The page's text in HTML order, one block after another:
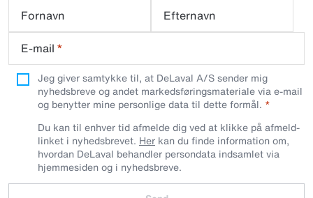
Fornavn
Efternavn
E-mail *
Jeg giver samtykke til, at DeLaval A/S sender mig
nyhedsbreve og andet markedsføringsmateriale via e-mail
og benytter mine personlige data til dette formål.
Du kan til enhver tid afmelde dig ved at klikke på afmeld-
linket i nyhedsbrevet. Her kan du finde information om,
hvordan DeLaval behandler persondata indsamlet via
hjemmesiden og i nyhedsbreve.